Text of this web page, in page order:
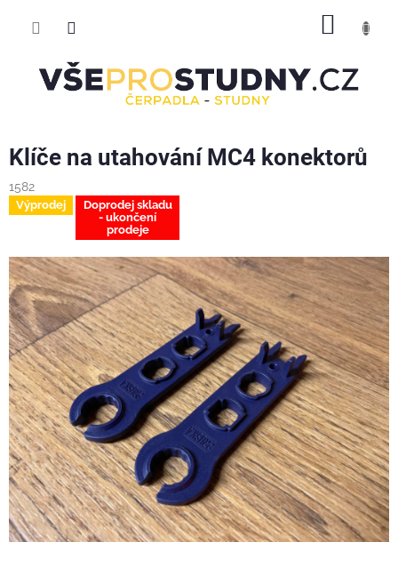
Klíče na utahování MC4 konektorů
1582
Výprodej
Doprodej skladu
- ukončení
prodeje